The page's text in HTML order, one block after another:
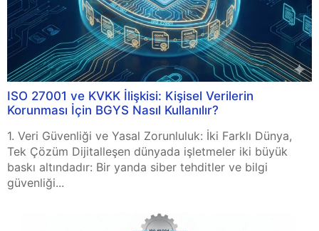
ISO 27001 ve KVKK İlişkisi: Kişisel Verilerin
Korunması İçin BGYS Nasıl Kullanılır?
1. Veri Güvenliği ve Yasal Zorunluluk: İki Farklı Dünya,
Tek Çözüm Dijitalleşen dünyada işletmeler iki büyük
baskı altındadır: Bir yanda siber tehditler ve bilgi
güvenliği...